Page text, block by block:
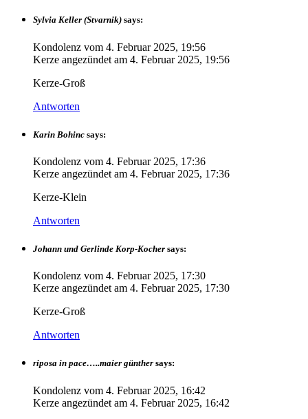
Sylvia Keller (Stvarnik) says:
Kondolenz vom 4. Februar 2025, 19:56
Kerze angezündet am 4. Februar 2025, 19:56
Kerze-Groß
Antworten
Karin Bohinc says:
Kondolenz vom 4. Februar 2025, 17:36
Kerze angezündet am 4. Februar 2025, 17:36
Kerze-Klein
Antworten
Johann und Gerlinde Korp-Kocher says:
Kondolenz vom 4. Februar 2025, 17:30
Kerze angezündet am 4. Februar 2025, 17:30
Kerze-Groß
Antworten
riposa in pace…..maier günther says:
Kondolenz vom 4. Februar 2025, 16:42
Kerze angezündet am 4. Februar 2025, 16:42